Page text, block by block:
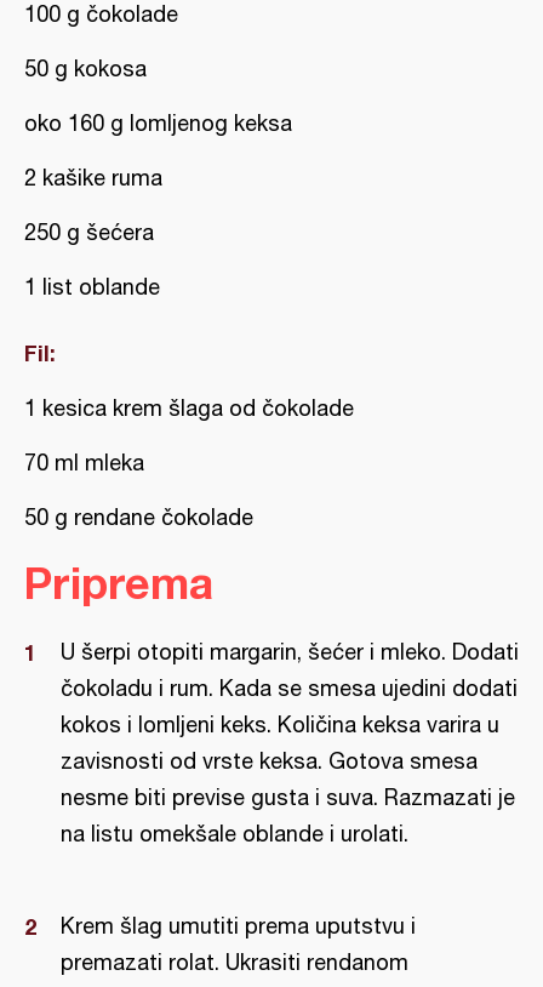
100 g čokolade
50 g kokosa
oko 160 g lomljenog keksa
2 kašike ruma
250 g šećera
1 list oblande
Fil:
1 kesica krem šlaga od čokolade
70 ml mleka
50 g rendane čokolade
Priprema
U šerpi otopiti margarin, šećer i mleko. Dodati
čokoladu i rum. Kada se smesa ujedini dodati
kokos i lomljeni keks. Količina keksa varira u
zavisnosti od vrste keksa. Gotova smesa
nesme biti previse gusta i suva. Razmazati je
na listu omekšale oblande i urolati.
Krem šlag umutiti prema uputstvu i
premazati rolat. Ukrasiti rendanom